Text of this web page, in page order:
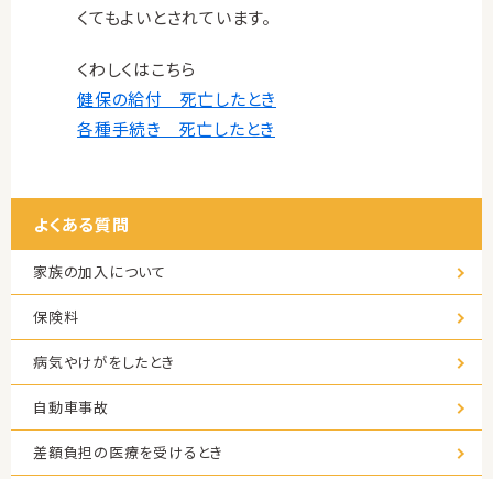
くてもよいとされています。
くわしくはこちら
健保の給付 死亡したとき
各種手続き 死亡したとき
よくある質問
家族の加入について
保険料
病気やけがをしたとき
自動車事故
差額負担の医療を受けるとき